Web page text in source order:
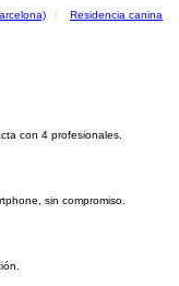
Residencia canina
con 4 profesionales.
sin compromiso.